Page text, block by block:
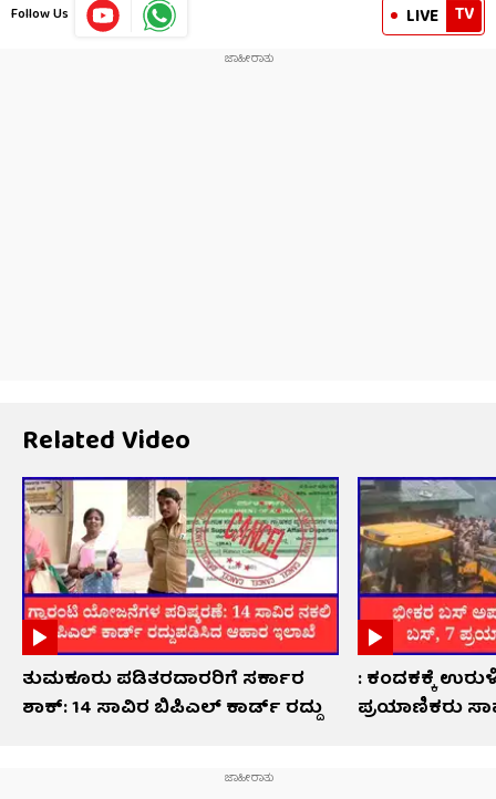
Follow Us LIVE TV
Related Video
ತುಮಕೂರು ಪಡಿತರದಾರರಿಗೆ ಸರ್ಕಾರ
ಶಾಕ್: 14 ಸಾವಿರ ಬಿಪಿಎಲ್ ಕಾರ್ಡ್ ರದ್ದು
: ಕಂದಕಕ್ಕೆ
ಪ್ರಯಾಣಿಕರು